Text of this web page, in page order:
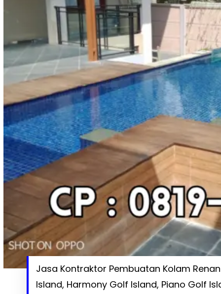
Jasa Kontraktor Pembuatan Kolam
Island, Harmony Golf Island, Piano Golf